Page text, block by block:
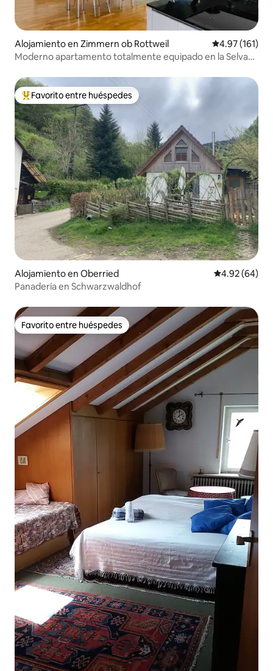
Alojamiento en Zimmern ob Rottweil Calificación
4.97 (161)
Moderno apartamento totalmente equipado en la Selva
Favorito entre huéspedes preferido
Favorito entre huéspedes
Alojamiento en Oberried Calificación
4.92 (64)
Panadería en Schwarzwaldhof
Favorito entre huéspedes
Favorito entre huéspedes